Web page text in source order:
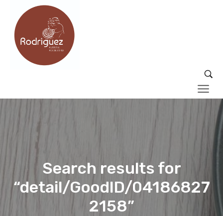
Search results for
“detail/GoodID/04186827
2158”